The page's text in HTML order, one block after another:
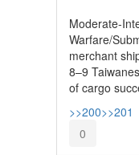
Moderate-
Warfare/
merchant
8–9
of cargo
>>200>>201
0